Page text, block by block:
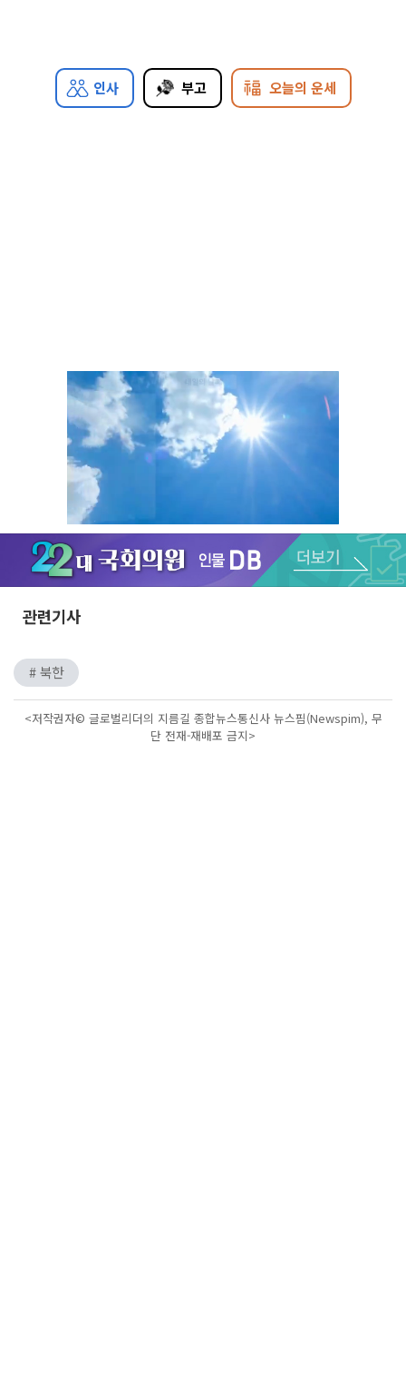
인사 부고 오늘의 운세
Unmute
관련기사
# 북한
<저작권자© 글로벌리더의 지름길 종합뉴스통신사 뉴스핌(Newspim), 무
단 전재-재배포 금지>